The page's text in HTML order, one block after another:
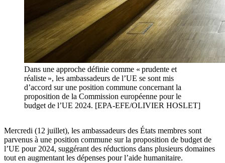
Dans une approche définie comme « prudente et
réaliste », les ambassadeurs de l’UE se sont mis
d’accord sur une position commune concernant la
proposition de la Commission européenne pour le
budget de l’UE 2024. [EPA-EFE/OLIVIER HOSLET]
Mercredi (12 juillet), les ambassadeurs des États membres sont
parvenus à une position commune sur la proposition de budget de
l’UE pour 2024, suggérant des réductions dans plusieurs domaines
tout en augmentant les dépenses pour l’aide humanitaire.